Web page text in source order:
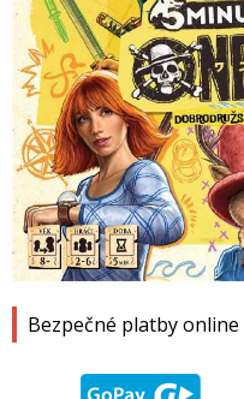
Bezpečné platby online